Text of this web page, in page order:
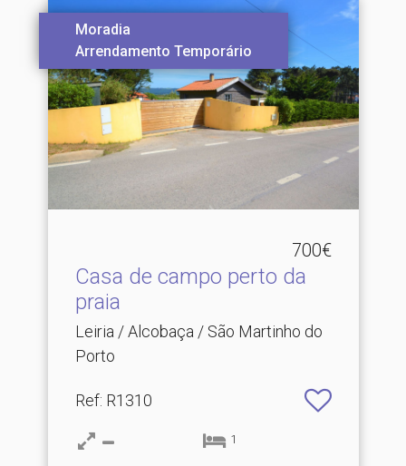
Moradia
Arrendamento Temporário
700€
Casa de campo perto da
praia
Leiria / Alcobaça / São Martinho do
Porto
Ref: R1310
1